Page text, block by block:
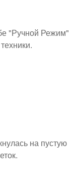
"Ручной Режим"
на пустую